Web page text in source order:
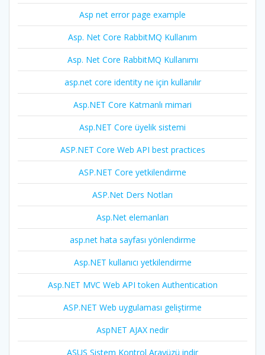
Asp net error page example
Asp. Net Core RabbitMQ Kullanım
Asp. Net Core RabbitMQ Kullanımı
asp.net core identity ne için kullanılır
Asp.NET Core Katmanlı mimari
Asp.NET Core üyelik sistemi
ASP.NET Core Web API best practices
ASP.NET Core yetkilendirme
ASP.Net Ders Notları
Asp.Net elemanları
asp.net hata sayfası yönlendirme
Asp.NET kullanıcı yetkilendirme
Asp.NET MVC Web API token Authentication
ASP.NET Web uygulaması geliştirme
AspNET AJAX nedir
ASUS Sistem Kontrol Arayüzü indir